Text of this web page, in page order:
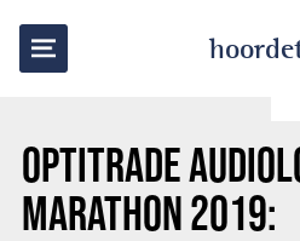
OPTITRADE
MARATHON 2019:
TERUG NAAR OVERZICHT